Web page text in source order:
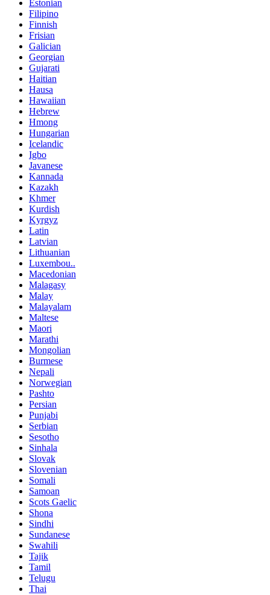
Estonian
Filipino
Finnish
Frisian
Galician
Georgian
Gujarati
Haitian
Hausa
Hawaiian
Hebrew
Hmong
Hungarian
Icelandic
Igbo
Javanese
Kannada
Kazakh
Khmer
Kurdish
Kyrgyz
Latin
Latvian
Lithuanian
Luxembou..
Macedonian
Malagasy
Malay
Malayalam
Maltese
Maori
Marathi
Mongolian
Burmese
Nepali
Norwegian
Pashto
Persian
Punjabi
Serbian
Sesotho
Sinhala
Slovak
Slovenian
Somali
Samoan
Scots Gaelic
Shona
Sindhi
Sundanese
Swahili
Tajik
Tamil
Telugu
Thai